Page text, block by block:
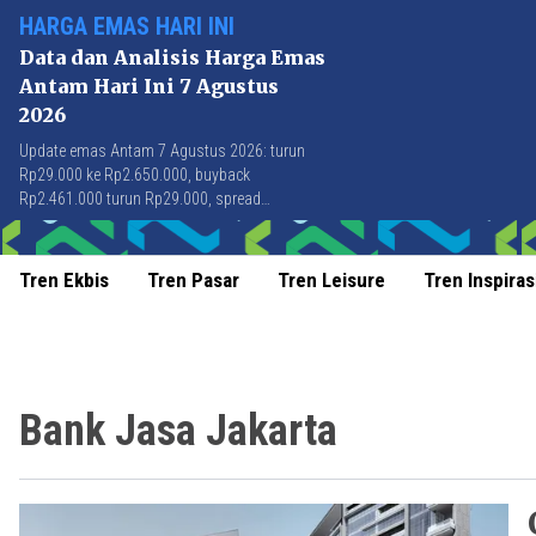
HARGA EMAS HARI INI
Data dan Analisis Harga Emas
Antam Hari Ini 7 Agustus
2026
Update emas Antam 7 Agustus 2026: turun
Rp29.000 ke Rp2.650.000, buyback
Rp2.461.000 turun Rp29.000, spread
Rp189.000 stabil di level terbaik sejak April
2026.
Tren Ekbis Tren Pasar Tren Leisure Tren
Bank Jasa Jakarta